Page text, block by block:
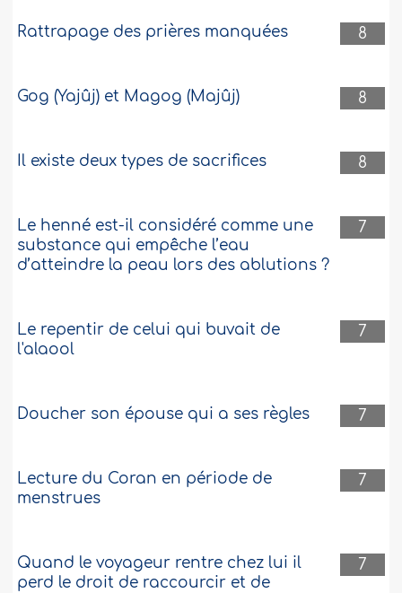
8
Rattrapage des prières manquées
8
Gog (Yajûj) et Magog (Majûj)
8
Il existe deux types de sacrifices
7
Le henné est-il considéré comme une
substance qui empêche l’eau
d’atteindre la peau lors des ablutions ?
7
Le repentir de celui qui buvait de
l'alaool
7
Doucher son épouse qui a ses règles
7
Lecture du Coran en période de
menstrues
7
Quand le voyageur rentre chez lui il
perd le droit de raccourcir et de